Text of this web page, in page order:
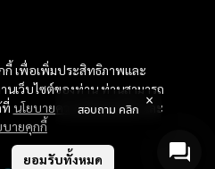
กี้ เพื่อเพิ่มประสิทธิภาพและ
นเว็บไซต์ของท่าน ท่านสามารถ
ที่ นโยบายความเป็นส่วนตัว และ
บายคุกกี้
ยอมรับทั้งหมด
สอบถาม คลิก